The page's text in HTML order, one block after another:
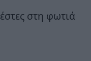
στη φωτιά